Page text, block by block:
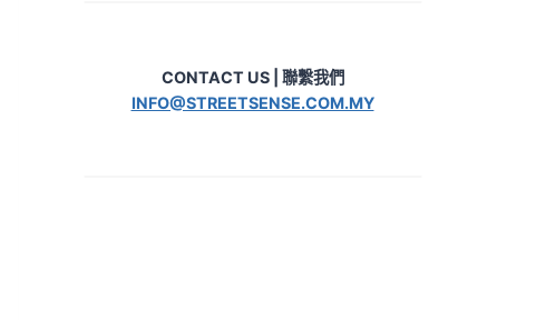
CONTACT US | 聯繫我們
INFO@STREETSENSE.COM.MY